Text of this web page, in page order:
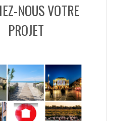
NOUS VOTRE
PROJET